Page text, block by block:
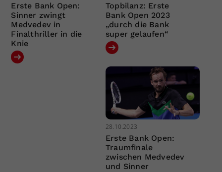
Erste Bank Open:
Sinner zwingt
Medvedev in
Finalthriller in die
Knie
Topbilanz: Erste
Bank Open 2023
„durch die Bank
super gelaufen“
28.10.2023
Erste Bank Open:
Traumfinale
zwischen Medvedev
und Sinner